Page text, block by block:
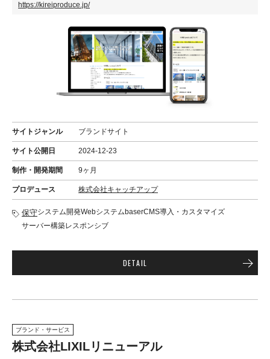
https://kireiproduce.jp/
サイトジャンル ブランドサイト
サイト公開日 2024-12-23
制作・開発期間 9ヶ月
プロデュース 株式会社キャッチアップ
保守システム開発WebシステムbaserCMS導入・カスタマイズ
サーバー構築レスポンシブ
DETAIL
ブランド・サービス
株式会社LIXILリニューアル